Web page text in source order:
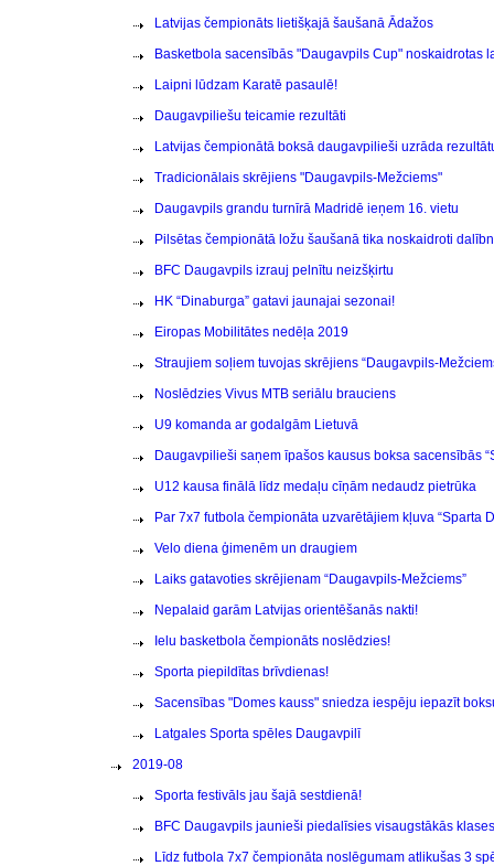
Latvijas čempionāts lietišķajā šaušanā Ādažos
Basketbola sacensībās "Daugavpils Cup" noskaidrotas
Laipni lūdzam Karatē pasaulē!
Daugavpiliešu teicamie rezultāti
Latvijas čempionātā boksā daugavpilieši uzrāda
Tradicionālais skrējiens "Daugavpils-Mežciems"
Daugavpils grandu turnīrā Madridē ieņem 16. vietu
Pilsētas čempionātā ložu šaušanā tika noskaidroti
BFC Daugavpils izrauj pelnītu neizšķirtu
HK “Dinaburga” gatavi jaunajai sezonai!
Eiropas Mobilitātes nedēļa 2019
Straujiem soļiem tuvojas skrējiens “Daugavpils-
Noslēdzies Vivus MTB seriālu brauciens
U9 komanda ar godalgām Lietuvā
Daugavpilieši saņem īpašos kausus boksa sacensībās
U12 kausa finālā līdz medaļu cīņām nedaudz pietrūka
Par 7x7 futbola čempionāta uzvarētājiem kļuva “Sparta
Velo diena ģimenēm un draugiem
Laiks gatavoties skrējienam “Daugavpils-Mežciems”
Nepalaid garām Latvijas orientēšanās nakti!
Ielu basketbola čempionāts noslēdzies!
Sporta piepildītas brīvdienas!
Sacensības "Domes kauss" sniedza iespēju iepazīt
Latgales Sporta spēles Daugavpilī
2019-08
Sporta festivāls jau šajā sestdienā!
BFC Daugavpils jaunieši piedalīsies visaugstākās
Līdz futbola 7x7 čempionāta noslēgumam atlikušas 3